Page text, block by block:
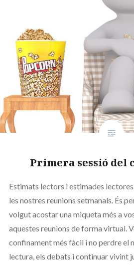
Primera sessió del
Estimats lectors i estimades
les nostres reunions setmanals. És
volgut acostar una miqueta més a
aquestes reunions de forma virtual.
confinament més fàcil i no perdre el
lectura, els debats i continuar vivint